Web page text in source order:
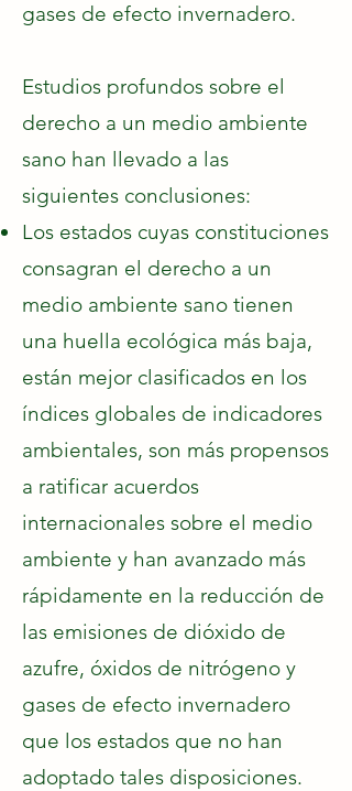
gases de efecto invernadero.
Estudios profundos sobre el
derecho a un medio ambiente
sano han llevado a las
siguientes conclusiones:
Los estados cuyas constituciones
consagran el derecho a un
medio ambiente sano tienen
una huella ecológica más baja,
están mejor clasificados en los
índices globales de indicadores
ambientales, son más propensos
a ratificar acuerdos
internacionales sobre el medio
ambiente y han avanzado más
rápidamente en la reducción de
las emisiones de dióxido de
azufre, óxidos de nitrógeno y
gases de efecto invernadero
que los estados que no han
adoptado tales disposiciones.